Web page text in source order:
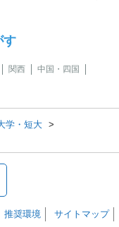
す
関西
中国・四国
学・短大
推奨環境 サイトマップ